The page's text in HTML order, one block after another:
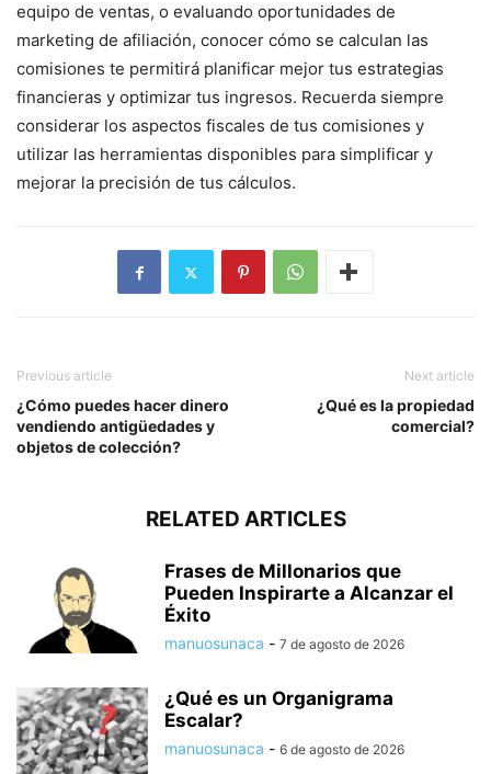
equipo de ventas, o evaluando oportunidades de
marketing de afiliación, conocer cómo se calculan las
comisiones te permitirá planificar mejor tus estrategias
financieras y optimizar tus ingresos. Recuerda siempre
considerar los aspectos fiscales de tus comisiones y
utilizar las herramientas disponibles para simplificar y
mejorar la precisión de tus cálculos.
Previous article
¿Cómo puedes hacer dinero
vendiendo antigüedades y
objetos de colección?
Next article
¿Qué es la propiedad
comercial?
RELATED ARTICLES
Frases de Millonarios que
Pueden Inspirarte a Alcanzar el
Éxito
manuosunaca - 7 de agosto de 2026
¿Qué es un Organigrama
Escalar?
manuosunaca - 6 de agosto de 2026